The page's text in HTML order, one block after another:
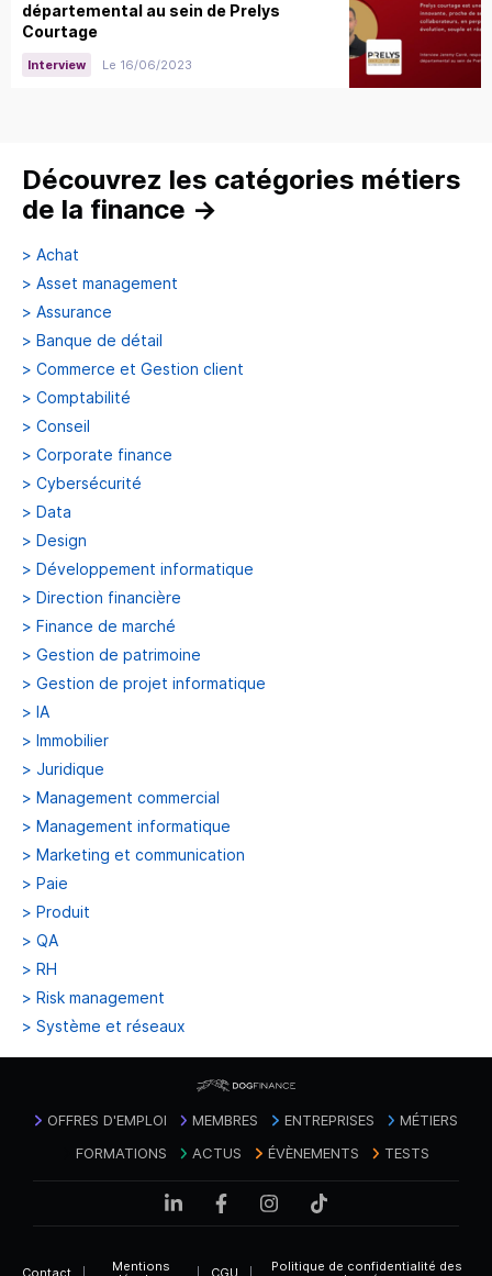
départemental au sein de Prelys
Courtage
Interview Le 16/06/2023
Découvrez les catégories métiers
de la finance →
> Achat
> Asset management
> Assurance
> Banque de détail
> Commerce et Gestion client
> Comptabilité
> Conseil
> Corporate finance
> Cybersécurité
> Data
> Design
> Développement informatique
> Direction financière
> Finance de marché
> Gestion de patrimoine
> Gestion de projet informatique
> IA
> Immobilier
> Juridique
> Management commercial
> Management informatique
> Marketing et communication
> Paie
> Produit
> QA
> RH
> Risk management
> Système et réseaux
OFFRES D'EMPLOI MEMBRES ENTREPRISES
MÉTIERS
FORMATIONS
ACTUS ÉVÈNEMENTS TESTS
Mentions
Politique de confidentialité des